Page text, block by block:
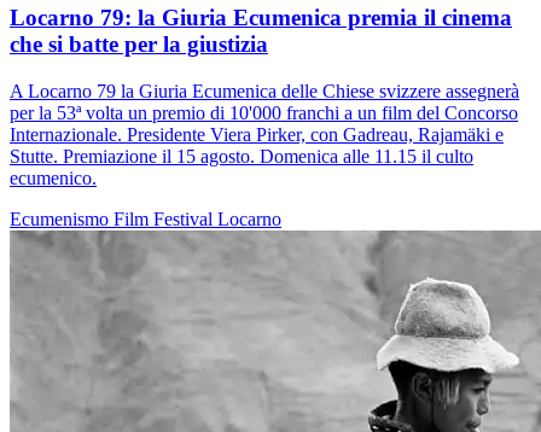
Locarno 79: la Giuria Ecumenica premia il cinema
che si batte per la giustizia
A Locarno 79 la Giuria Ecumenica delle Chiese svizzere assegnerà
per la 53ª volta un premio di 10'000 franchi a un film del Concorso
Internazionale. Presidente Viera Pirker, con Gadreau, Rajamäki e
Stutte. Premiazione il 15 agosto. Domenica alle 11.15 il culto
ecumenico.
Ecumenismo Film Festival Locarno